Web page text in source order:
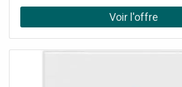
dans un meuble, ...). Pour connecter le
téléphone, il vous faudra télécharger